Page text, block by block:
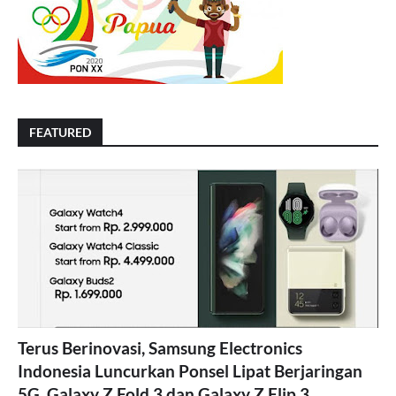
FEATURED
Terus Berinovasi, Samsung Electronics
Indonesia Luncurkan Ponsel Lipat Berjaringan